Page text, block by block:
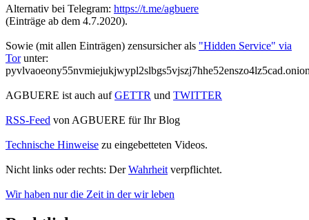
Alternativ bei Telegram: https://t.me/agbuere
(Einträge ab dem 4.7.2020).
Sowie (mit allen Einträgen) zensursicher als "Hidden Service" via
Torunter:
AGBUERE ist auch aufGETTR und TWITTER
RSS-Feed von AGBUERE für Ihr Blog
Technische Hinweise zu eingebetteten Videos.
Nicht links oder rechts: DerWahrheit verpflichtet.
Wir haben nur die Zeit in der wir leben